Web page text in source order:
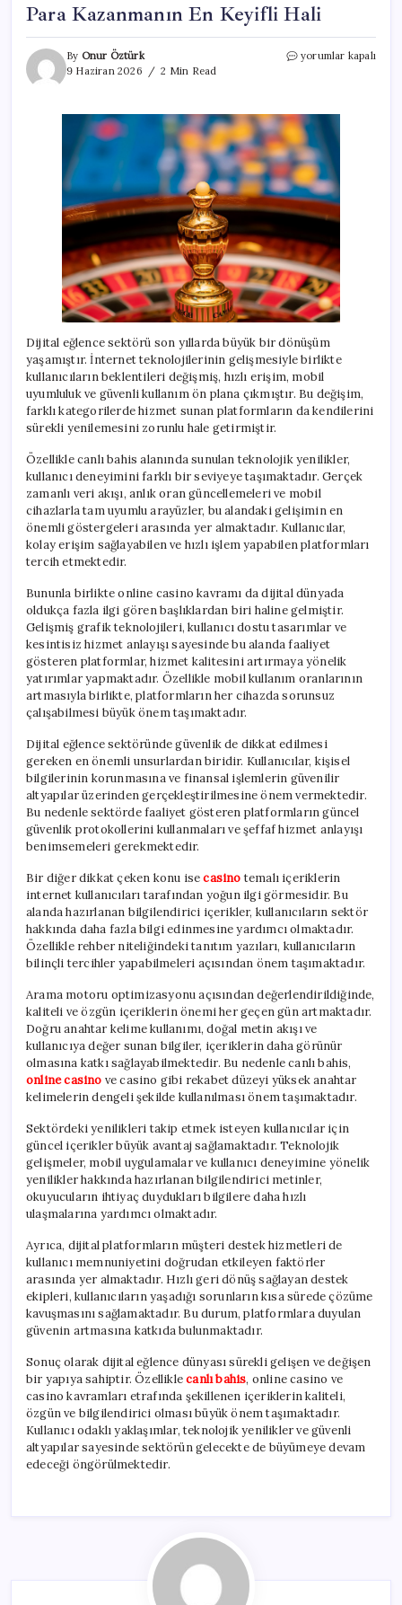
Para Kazanmanın En Keyifli Hali
By Onur Öztürk
9 Haziran 2026
2 Min Read
Para
Hali
için
yorumlar kapalı
Dijital eğlence sektörü son yıllarda büyük bir dönüşüm
yaşamıştır. İnternet teknolojilerinin gelişmesiyle birlikte
kullanıcıların beklentileri değişmiş, hızlı erişim, mobil
uyumluluk ve güvenli kullanım ön plana çıkmıştır. Bu değişim,
farklı kategorilerde hizmet sunan platformların da kendilerini
sürekli yenilemesini zorunlu hale getirmiştir.
Özellikle canlı bahis alanında sunulan teknolojik yenilikler,
kullanıcı deneyimini farklı bir seviyeye taşımaktadır. Gerçek
zamanlı veri akışı, anlık oran güncellemeleri ve mobil
cihazlarla tam uyumlu arayüzler, bu alandaki gelişimin en
önemli göstergeleri arasında yer almaktadır. Kullanıcılar,
kolay erişim sağlayabilen ve hızlı işlem yapabilen platformları
tercih etmektedir.
Bununla birlikte online casino kavramı da dijital dünyada
oldukça fazla ilgi gören başlıklardan biri haline gelmiştir.
Gelişmiş grafik teknolojileri, kullanıcı dostu tasarımlar ve
kesintisiz hizmet anlayışı sayesinde bu alanda faaliyet
gösteren platformlar, hizmet kalitesini artırmaya yönelik
yatırımlar yapmaktadır. Özellikle mobil kullanım oranlarının
artmasıyla birlikte, platformların her cihazda sorunsuz
çalışabilmesi büyük önem taşımaktadır.
Dijital eğlence sektöründe güvenlik de dikkat edilmesi
gereken en önemli unsurlardan biridir. Kullanıcılar, kişisel
bilgilerinin korunmasına ve finansal işlemlerin güvenilir
altyapılar üzerinden gerçekleştirilmesine önem vermektedir.
Bu nedenle sektörde faaliyet gösteren platformların güncel
güvenlik protokollerini kullanmaları ve şeffaf hizmet anlayışı
benimsemeleri gerekmektedir.
Bir diğer dikkat çeken konu isecasinotemalı içeriklerin
internet kullanıcıları tarafından yoğun ilgi görmesidir. Bu
alanda hazırlanan bilgilendirici içerikler, kullanıcıların sektör
hakkında daha fazla bilgi edinmesine yardımcı olmaktadır.
Özellikle rehber niteliğindeki tanıtım yazıları, kullanıcıların
bilinçli tercihler yapabilmeleri açısından önem taşımaktadır.
Arama motoru optimizasyonu açısından değerlendirildiğinde,
kaliteli ve özgün içeriklerin önemi her geçen gün artmaktadır.
Doğru anahtar kelime kullanımı, doğal metin akışı ve
kullanıcıya değer sunan bilgiler, içeriklerin daha görünür
olmasına katkı sağlayabilmektedir. Bu nedenle canlı bahis,
online casino ve casino gibi rekabet düzeyi yüksek anahtar
kelimelerin dengeli şekilde kullanılması önem taşımaktadır.
Sektördeki yenilikleri takip etmek isteyen kullanıcılar için
güncel içerikler büyük avantaj sağlamaktadır. Teknolojik
gelişmeler, mobil uygulamalar ve kullanıcı deneyimine yönelik
yenilikler hakkında hazırlanan bilgilendirici metinler,
okuyucuların ihtiyaç duydukları bilgilere daha hızlı
ulaşmalarına yardımcı olmaktadır.
Ayrıca, dijital platformların müşteri destek hizmetleri de
kullanıcı memnuniyetini doğrudan etkileyen faktörler
arasında yer almaktadır. Hızlı geri dönüş sağlayan destek
ekipleri, kullanıcıların yaşadığı sorunların kısa sürede çözüme
kavuşmasını sağlamaktadır. Bu durum, platformlara duyulan
güvenin artmasına katkıda bulunmaktadır.
Sonuç olarak dijital eğlence dünyası sürekli gelişen ve değişen
bir yapıya sahiptir. Özelliklecanlı bahis, online casino ve
casino kavramları etrafında şekillenen içeriklerin kaliteli,
özgün ve bilgilendirici olması büyük önem taşımaktadır.
Kullanıcı odaklı yaklaşımlar, teknolojik yenilikler ve güvenli
altyapılar sayesinde sektörün gelecekte de büyümeye devam
edeceği öngörülmektedir.